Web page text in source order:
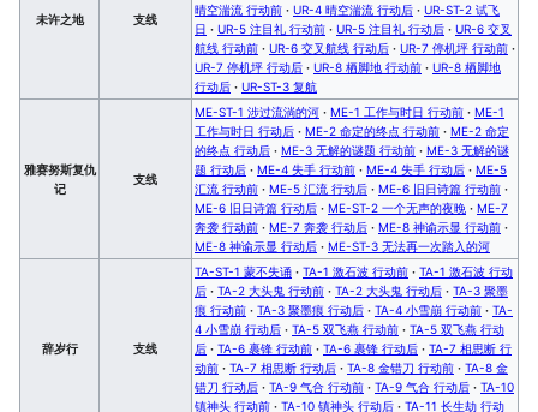
未许之地 支线
晴空湍流 行动前 · UR-4 晴空湍流 行动后 · UR-ST-2 试飞
日 · UR-5 注目礼 行动前 · UR-5 注目礼 行动后 · UR-6 交叉
航线 行动前 · UR-6 交叉航线 行动后 · UR-7 停机坪 行动前 ·
UR-7 停机坪 行动后 · UR-8 栖脚地 行动前 · UR-8 栖脚地
行动后 · UR-ST-3 复航
雅赛努斯复仇
记
支线
ME-ST-1 涉过流淌的河 · ME-1 工作与时日 行动前 · ME-1
工作与时日 行动后 · ME-2 命定的终点 行动前 · ME-2 命定
的终点 行动后 · ME-3 无解的谜题 行动前 · ME-3 无解的谜
题 行动后 · ME-4 失手 行动前 · ME-4 失手 行动后 · ME-5
汇流 行动前 · ME-5 汇流 行动后 · ME-6 旧日诗篇 行动前 ·
ME-6 旧日诗篇 行动后 · ME-ST-2 一个无声的夜晚 · ME-7
奔袭 行动前 · ME-7 奔袭 行动后 · ME-8 神谕示显 行动前 ·
ME-8 神谕示显 行动后 · ME-ST-3 无法再一次踏入的河
辞岁行 支线
TA-ST-1 蒙不失诵 · TA-1 激石波 行动前 · TA-1 激石波 行动
后 · TA-2 大头鬼 行动前 · TA-2 大头鬼 行动后 · TA-3 聚墨
痕 行动前 · TA-3 聚墨痕 行动后 · TA-4 小雪崩 行动前 · TA-
4 小雪崩 行动后 · TA-5 双飞燕 行动前 · TA-5 双飞燕 行动
后 · TA-6 裹锋 行动前 · TA-6 裹锋 行动后 · TA-7 相思断 行
动前 · TA-7 相思断 行动后 · TA-8 金错刀 行动前 · TA-8 金
错刀 行动后 · TA-9 气合 行动前 · TA-9 气合 行动后 · TA-10
镇神头 行动前 · TA-10 镇神头 行动后 · TA-11 长生劫 行动